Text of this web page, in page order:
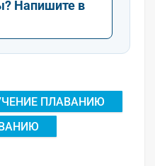
Напишите в
ПЛАВАНИЮ